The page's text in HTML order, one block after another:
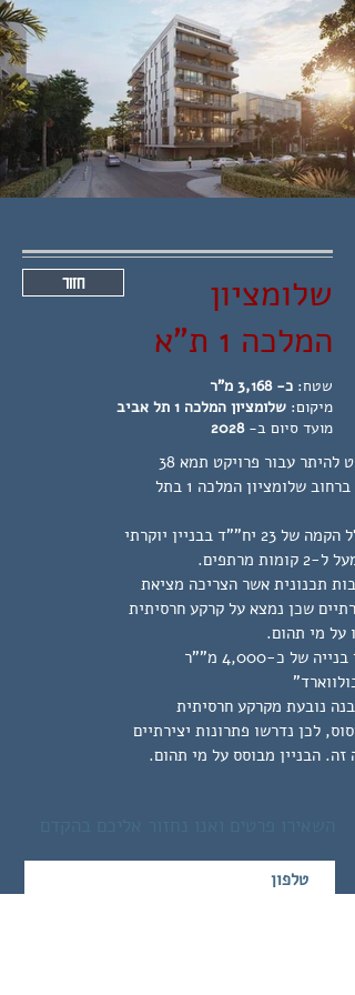
חזור
שלומציון
המלכה 1 ת"א
שטח: כ- 3,168 מ"ר
מיקום: שלומציון המלכה 1 תל אביב
מועד סיום ב- 2028
"תכנון מפורט להיתר עבור פרויקט תמא 38
הריסה ובניה ברחוב שלומציון המלכה 1 בתל
הפרויקט כולל הקמה של 23 יח""ד בבניין יוקרתי
תכנונית אשר הצריכה מציאת
שכן נמצא על קרקע חרסיתית
על מי תהום.
של כ-4,000 מ""ר
נובעת מקרקע חרסיתית
לכן נדרשו פתרונות יצירתיים
זה. הבניין מבוסס על מי תהום.